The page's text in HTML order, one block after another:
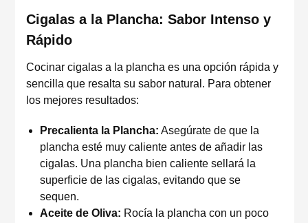
Cigalas a la Plancha: Sabor Intenso y
Rápido
Cocinar cigalas a la plancha es una opción rápida y
sencilla que resalta su sabor natural. Para obtener
los mejores resultados:
Precalienta la Plancha: Asegúrate de que la
plancha esté muy caliente antes de añadir las
cigalas. Una plancha bien caliente sellará la
superficie de las cigalas, evitando que se
sequen.
Aceite de Oliva: Rocía la plancha con un poco